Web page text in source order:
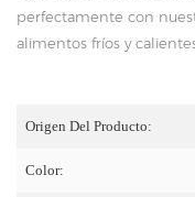
perfectamente con
alimentos fríos y
Origen Del Producto:
Color: